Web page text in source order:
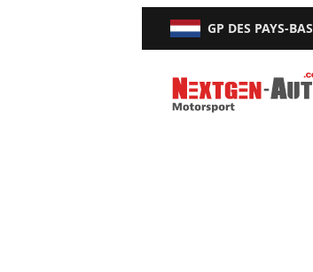
GP DES PAYS-BAS
Nextgen-Auto.com